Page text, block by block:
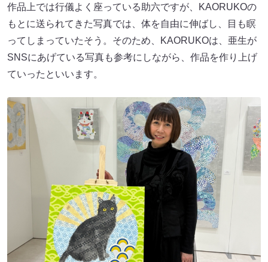
作品上では行儀よく座っている助六ですが、KAORUKOの
もとに送られてきた写真では、体を自由に伸ばし、目も瞑
ってしまっていたそう。そのため、KAORUKOは、亜生が
SNSにあげている写真も参考にしながら、作品を作り上げ
ていったといいます。